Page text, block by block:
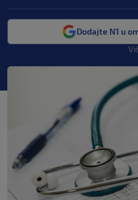
Dodajte N1 u